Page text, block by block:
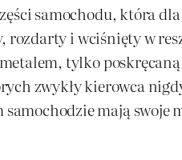
samochodu, która
rozdarty i wciśnięty w
tylko
zwykły kierowca
mają swoje